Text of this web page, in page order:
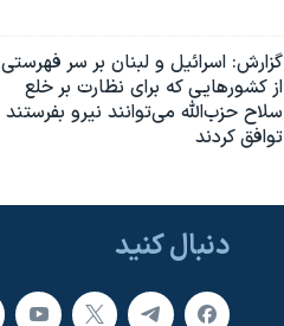
گزارش‌: اسرائيل و لبنان بر سر فهرستی
از کشورهایی که برای نظارت بر خلع
سلاح حزب‌الله می‌توانند نیرو بفرستند
توافق کردند
دنبال کنید